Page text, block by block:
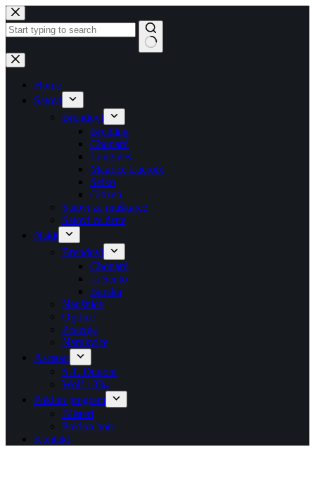
Skip
to
content
No
results
Home
Satovi
Brendovi
Breitling
Chopard
Longines
Maurice Lacroix
Seiko
Citizen
Satovi za muškarce
Satovi za žene
Nakit
Brendovi
Chopard
Ti Sento
Baraka
Naušnice
Ogrlice
Prstenje
Narukvice
Asesoar
S.T. Dupont
Wolf 1834
Poklon program
Blisteri
Poklon bon
Kontakt